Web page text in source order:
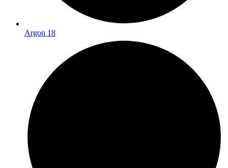
Argon 18